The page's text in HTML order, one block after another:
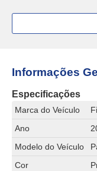
Informações
Especificações
Marca do Veículo
Ano
Modelo do Veículo
Cor